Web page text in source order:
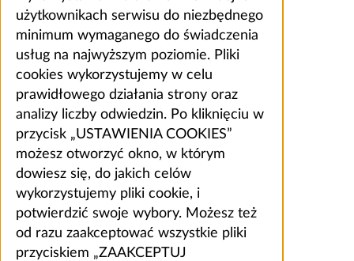
użytkownikach serwisu do niezbędnego
minimum wymaganego do świadczenia
usług na najwyższym poziomie. Pliki
cookies wykorzystujemy w celu
prawidłowego działania strony oraz
analizy liczby odwiedzin. Po kliknięciu w
przycisk „USTAWIENIA COOKIES”
możesz otworzyć okno, w którym
dowiesz się, do jakich celów
wykorzystujemy pliki cookie, i
potwierdzić swoje wybory. Możesz też
od razu zaakceptować wszystkie pliki
przyciskiem „ZAAKCEPTUJ